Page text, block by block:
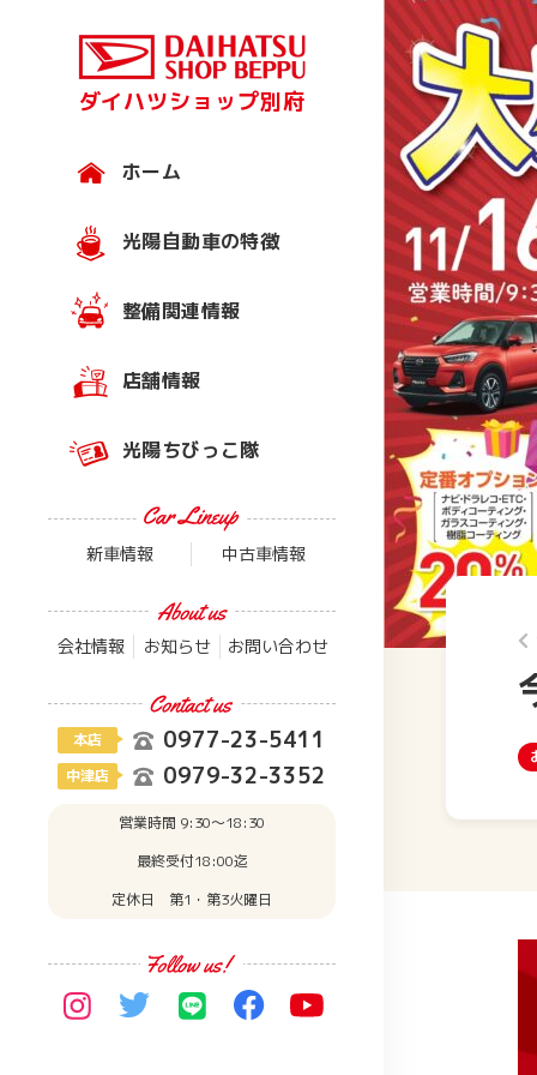
ダイハツショップ別府
ホーム
光陽自動車の特徴
整備関連情報
店舗情報
光陽ちびっこ隊
新車情報 中古車情報
会社情報 お知らせ お問い合わせ
本店 0977-23-5411
中津店 0979-32-3352
営業時間 9:30〜18:30
最終受付18:00迄
定休日 第1・第3火曜日
画